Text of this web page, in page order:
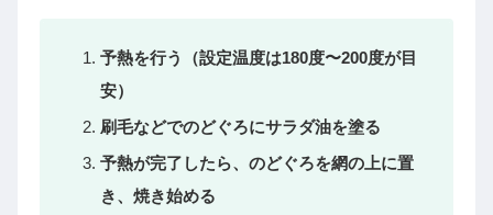
予熱を行う（設定温度は180度〜200度が目
安）
刷毛などでのどぐろにサラダ油を塗る
予熱が完了したら、のどぐろを網の上に置
き、焼き始める